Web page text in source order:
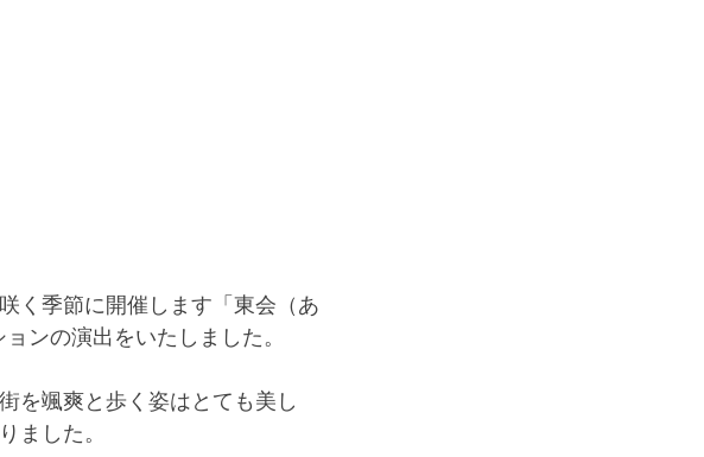
く季節に開催します「東会（あ
ンの演出をいたしました。
を颯爽と歩く姿はとても美し
ました。